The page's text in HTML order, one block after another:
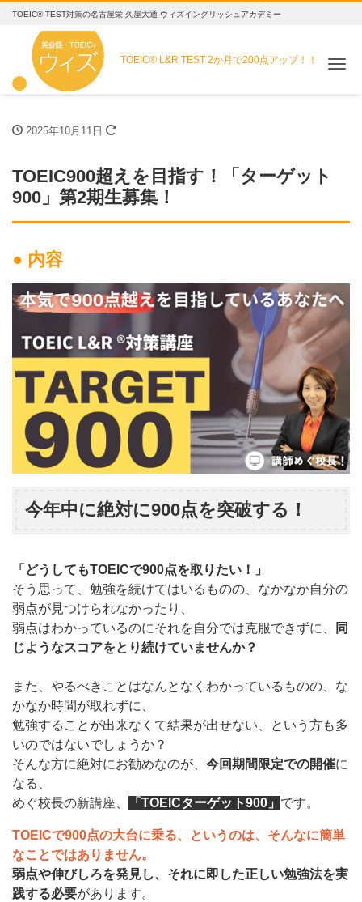
TOEIC® TEST対策の名古屋栄 久屋大通 ウィズイングリッシュアカデミー
TOEIC® L&R TEST2か月で200点アップ！！
2025年10月11日
TOEIC900超えを目指す！「ターゲット
900」第2期生募集！
● 内容
今年中に絶対に900点を突破する！
「どうしてもTOEICで900点を取りたい！」
そう思って、勉強を続けてはいるものの、なかなか自分の
弱点が見つけられなかったり、
弱点はわかっているのにそれを自分では克服できずに、
同
じようなスコアをとり続けていませんか？
また、やるべきことはなんとなくわかっているものの、な
かなか時間が取れずに、
勉強することが出来なくて結果が出せない、という方も多
いのではないでしょうか？
そんな方に絶対にお勧めなのが、 今回期間限定での開催に
なる、
めぐ校長の新講座、
「TOEICターゲット900」 です。
TOEICで900点の大台に乗る、というのは、そんなに簡単
なことではありません。
弱点や伸びしろを発見し、それに即した正しい勉強法を実
践する必要があります。